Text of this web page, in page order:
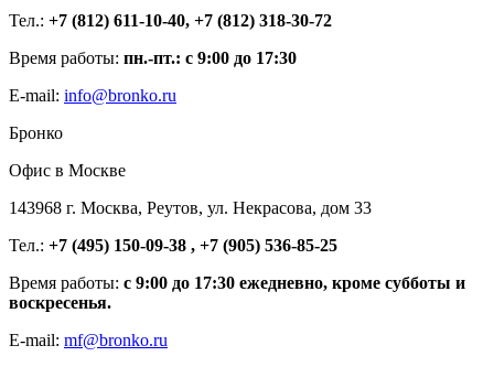
Тел.: +7 (812) 611-10-40, +7 (812) 318-30-72
Время работы: пн.-пт.: с 9:00 до 17:30
E-mail: info@bronko.ru
Бронко
Офис в Москве
143968 г. Москва, Реутов, ул. Некрасова, дом 33
Тел.: +7 (495) 150-09-38 , +7 (905) 536-85-25
Время работы: с 9:00 до 17:30 ежедневно, кроме субботы и
воскресенья.
E-mail: mf@bronko.ru